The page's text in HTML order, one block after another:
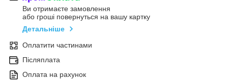
Ви отримаєте замовлення
або гроші повернуться на вашу картку
Детальніше
Оплатити частинами
Післяплата
Оплата на рахунок